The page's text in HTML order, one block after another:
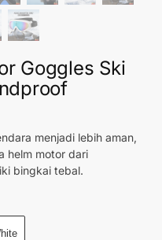
Goggles Ski
menjadi lebih aman,
helm motor dari
bingkai tebal.